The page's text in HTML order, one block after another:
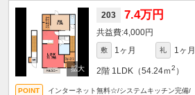
203 7.4万円
4,000円
敷 1ヶ月 礼 1ヶ月
2階 1LDK（54.24ｍ2 ）
インターネット無料☆/システムキッチン完備/